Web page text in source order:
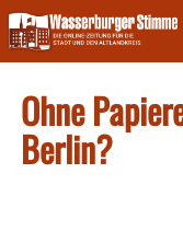
Skip
to
content
Ohne
Berlin?